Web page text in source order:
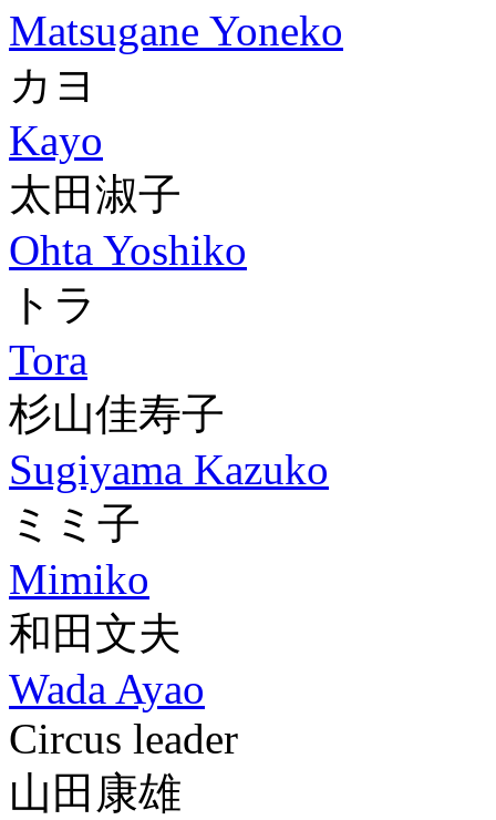
Matsugane Yoneko
カヨ
Kayo
太田淑子
Ohta Yoshiko
トラ
Tora
杉山佳寿子
Sugiyama Kazuko
ミミ子
Mimiko
和田文夫
Wada Ayao
Circus leader
山田康雄